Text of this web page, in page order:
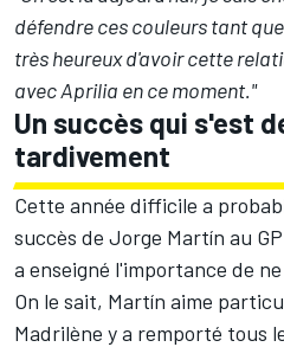
défendre ces couleurs tant
très heureux d'avoir cette
avec Aprilia en ce moment."
Un succès qui s'est
tardivement
Cette année difficile a
succès de Jorge Martín au
a enseigné l'importance de
On le sait, Martín aime
Madrilène y a remporté tous